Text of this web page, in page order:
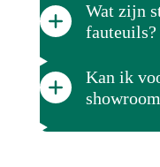
Wat zijn
fauteuils?
Kan ik